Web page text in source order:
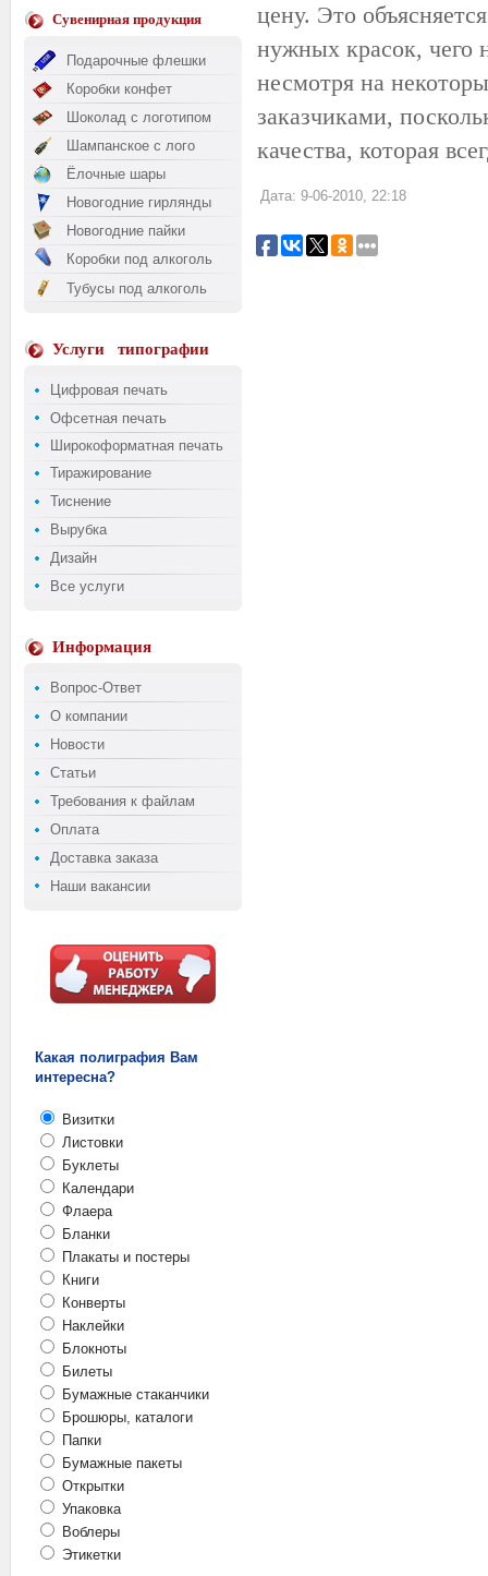
Сувенирная продукция
Подарочные флешки
Коробки конфет
Шоколад с логотипом
Шампанское с лого
Ёлочные шары
Новогодние гирлянды
Новогодние пайки
Коробки под алкоголь
Тубусы под алкоголь
Услуги типографии
Цифровая печать
Офсетная печать
Широкоформатная печать
Тиражирование
Тиснение
Вырубка
Дизайн
Все услуги
Информация
Вопрос-Ответ
О компании
Новости
Статьи
Требования к файлам
Оплата
Доставка заказа
Наши вакансии
Какая полиграфия Вам
интересна?
Визитки
Листовки
Буклеты
Календари
Флаера
Бланки
Плакаты и постеры
Книги
Конверты
Наклейки
Блокноты
Билеты
Бумажные стаканчики
Брошюры, каталоги
Папки
Бумажные пакеты
Открытки
Упаковка
Воблеры
Этикетки
цену. Это
нужных красок, чего
несмотря на
заказчиками,
качества, которая
Дата: 9-06-2010, 22:18